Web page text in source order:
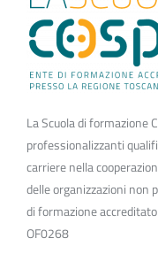
La Scuola di formazione
professionalizzanti
carriere nella
delle organizzazioni non
di formazione
OF0268